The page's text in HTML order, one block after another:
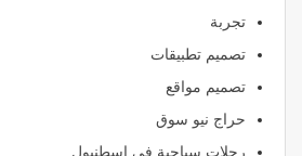
تجربة
تصميم تطبيقات
تصميم مواقع
حراج نيو سوق
رحلات سياحية في اسطنبول